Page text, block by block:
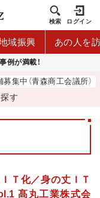
検索 ログイン
域振興 あの人を
例が満載！
集中（青森商工会議所）
す
Ｔ化／身の丈ＩＴ
髙丸工業株式会